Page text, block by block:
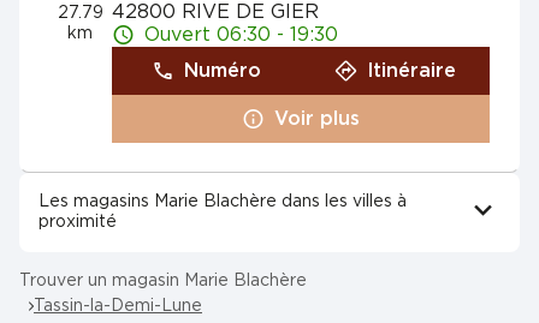
27.79
km
42800 RIVE DE GIER
Ouvert 06:30 - 19:30
Numéro
Itinéraire
Voir plus
Les magasins Marie Blachère dans les villes à
proximité
Trouver un magasin Marie Blachère
Tassin-la-Demi-Lune